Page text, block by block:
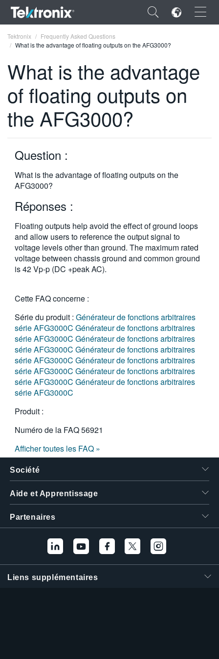
×
ENGLISH
FRANÇAIS
VIỆT NAM
简体中文
日本語
한국어
繁體中文
Tektronix
Frequently Asked Questions
What is the advantage of floating outputs on the AFG3000?
What is the advantage
of floating outputs on
the AFG3000?
Question :
What is the advantage of floating outputs on the
AFG3000?
Réponses :
Floating outputs help avoid the effect of ground loops
and allow users to reference the output signal to
voltage levels other than ground. The maximum rated
voltage between chassis ground and common ground
is 42 Vp-p (DC +peak AC).
Cette FAQ concerne :
Série du produit : Générateur de fonctions arbitraires
série AFG3000C Générateur de fonctions arbitraires
série AFG3000C Générateur de fonctions arbitraires
série AFG3000C Générateur de fonctions arbitraires
série AFG3000C Générateur de fonctions arbitraires
série AFG3000C Générateur de fonctions arbitraires
série AFG3000C Générateur de fonctions arbitraires
série AFG3000C
Produit :
Numéro de la FAQ56921
Afficher toutes les FAQ »
Société
Aide et Apprentissage
Partenaires
Liens supplémentaires